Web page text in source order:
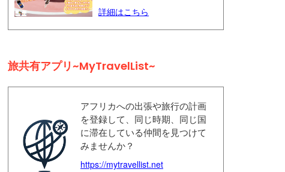
詳細はこちら
旅共有アプリ~MyTravelList~
アフリカへの出張や旅行の計画
を登録して、同じ時期、同じ国
に滞在している仲間を見つけて
みませんか？
https://mytravellist.net